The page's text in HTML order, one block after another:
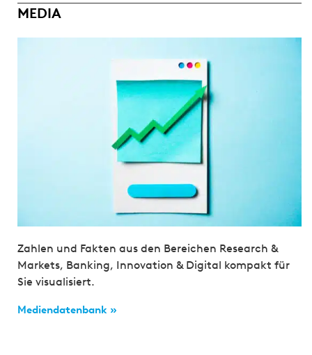
MEDIA
Zahlen und Fakten aus den Bereichen Research &
Markets, Banking, Innovation & Digital kompakt für
Sie visualisiert.
Mediendatenbank »